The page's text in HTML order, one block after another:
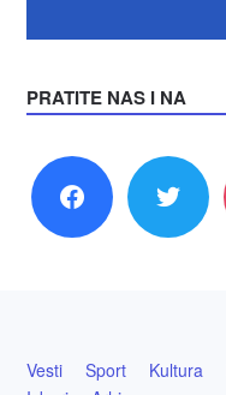
PRATITE NAS I NA
facebook twitter
Vesti Sport Kultura